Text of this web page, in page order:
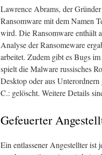
Lawrence Abrams, der
Ransomware mit dem Namen
wird. Die Ransomware enthält
Analyse der Ransomeware
arbeitet. Zudem gibt es Bugs
spielt die Malware russisches
Desktop oder aus
C.: gelöscht. Weitere Details
Gefeuerter
Ein entlassener Angestellter ist